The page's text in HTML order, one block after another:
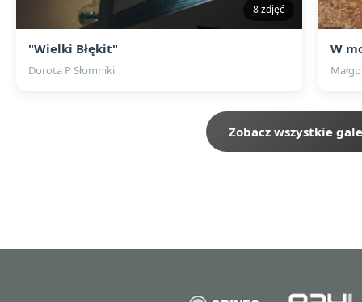
8 zdjęć
"Wielki Błękit"
Dorota P Słomniki
W
Zobacz wszystkie